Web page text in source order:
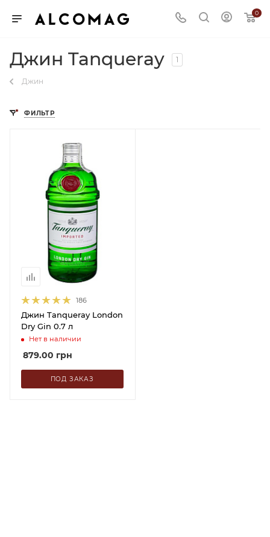
0
Джин Tanqueray 1
Джин
ФИЛЬТР
186
Джин Tanqueray London
Dry Gin 0.7 л
Нет в наличии
879.00 грн
ПОД ЗАКАЗ